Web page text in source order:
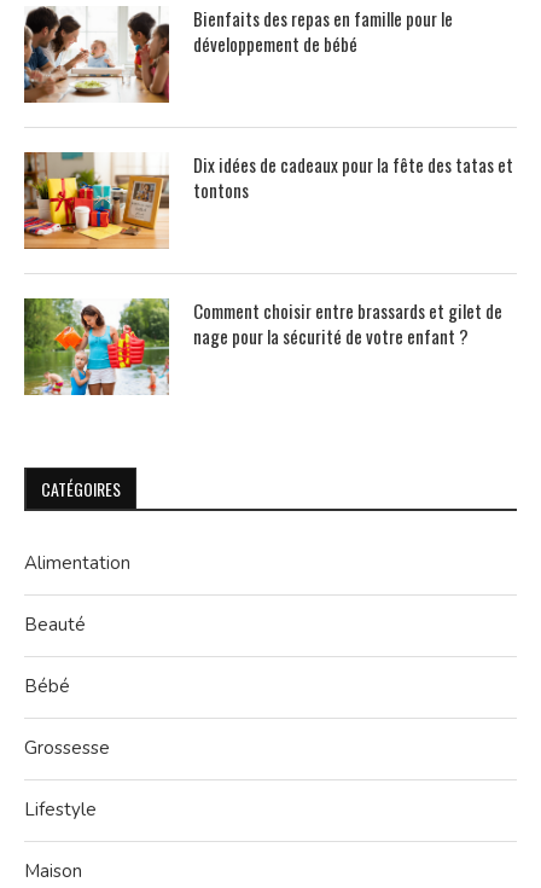
Bienfaits des repas en famille pour le
développement de bébé
Dix idées de cadeaux pour la fête des tatas et
tontons
Comment choisir entre brassards et gilet de
nage pour la sécurité de votre enfant ?
CATÉGOIRES
Alimentation
Beauté
Bébé
Grossesse
Lifestyle
Maison